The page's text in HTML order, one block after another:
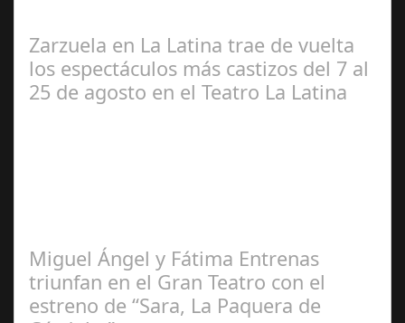
Zarzuela en La Latina trae de vuelta
los espectáculos más castizos del 7 al
25 de agosto en el Teatro La Latina
Miguel Ángel y Fátima Entrenas
triunfan en el Gran Teatro con el
estreno de “Sara, La Paquera de